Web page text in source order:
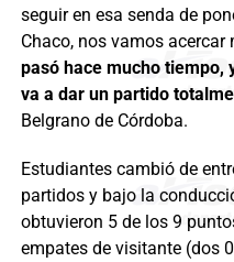
seguir en esa senda de
Chaco, nos vamos acercar
pasó hace mucho tiempo,
va a dar un partido
Belgrano de Córdoba.
Estudiantes cambió de
partidos y bajo la
obtuvieron 5 de los 9
empates de visitante (dos